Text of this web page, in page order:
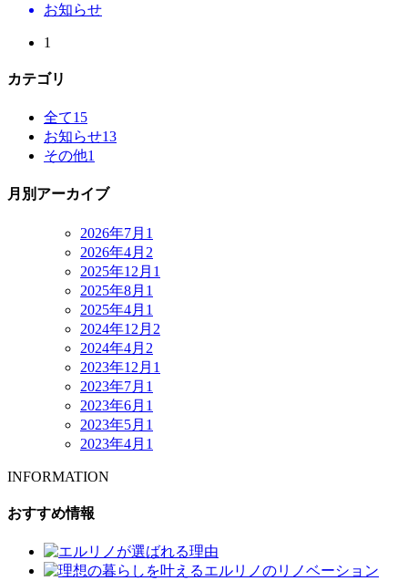
お知らせ
1
カテゴリ
全て15
お知らせ13
その他1
月別アーカイブ
2026年7月 1
2026年4月 2
2025年12月 1
2025年8月 1
2025年4月 1
2024年12月 2
2024年4月 2
2023年12月 1
2023年7月 1
2023年6月 1
2023年5月 1
2023年4月 1
INFORMATION
おすすめ情報